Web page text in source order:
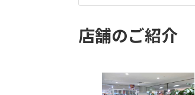
店舗のご紹介